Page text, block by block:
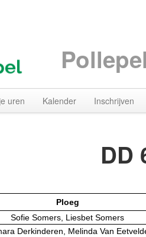
uren Kalender Inschrijven
DD
Ploeg
Sofie Somers, Liesbet Somers
Derkinderen, Melinda Van